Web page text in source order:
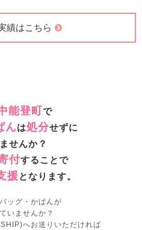
績はこちら
能登町 で
んは処分せずに
せんか？
付することで
援 となります。
ッグ・かばんが
いませんか？
へお送りいただければ